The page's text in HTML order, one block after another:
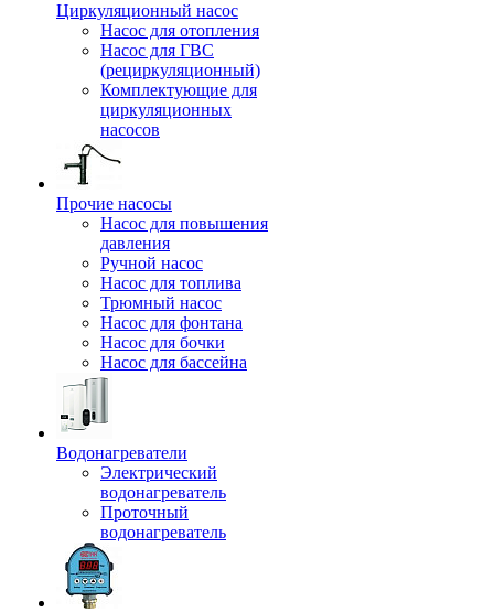
Циркуляционный насос
Насос для отопления
Насос для ГВС
(рециркуляционный)
Комплектующие для
циркуляционных
насосов
Прочие насосы
Насос для повышения
давления
Ручной насос
Насос для топлива
Трюмный насос
Насос для фонтана
Насос для бочки
Насос для бассейна
Водонагреватели
Электрический
водонагреватель
Проточный
водонагреватель